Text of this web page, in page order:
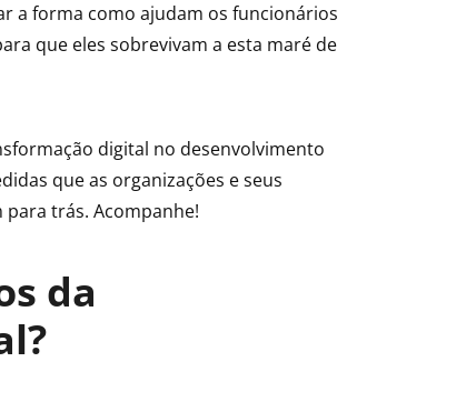
a forma como ajudam os funcionários
que eles sobrevivam a esta maré de
digital no desenvolvimento
que as organizações e seus
trás. Acompanhe!
da